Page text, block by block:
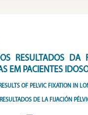
RESULTADOS DA
EM PACIENTES
OF PELVIC FIXATION IN
DE LA FIJACIÓN